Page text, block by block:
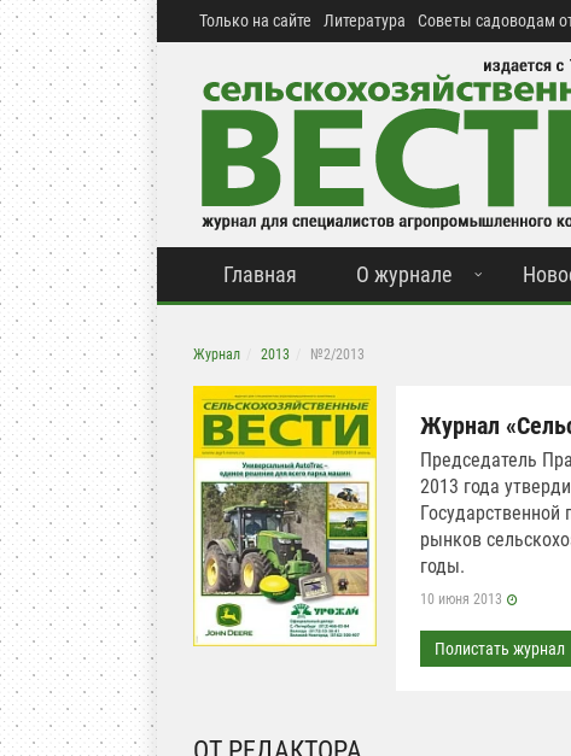
Только на сайте Литература Советы садоводам
Главная О журнале
Журнал 2013 №2/2013
Журнал
Председатель
2013 года
Государственной
рынков
годы.
10 июня 2013
Полистать журнал